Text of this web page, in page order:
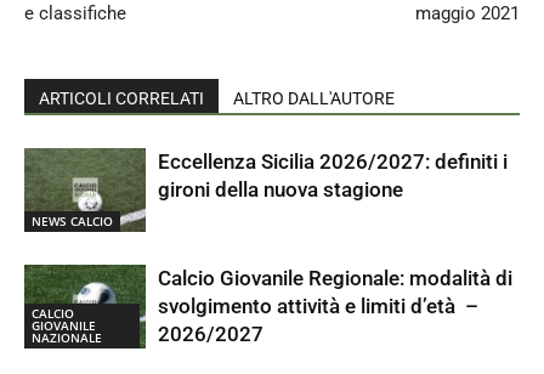
e classifiche
maggio 2021
ARTICOLI CORRELATI ALTRO DALL'AUTORE
NEWS CALCIO
Eccellenza Sicilia 2026/2027: definiti i
gironi della nuova stagione
CALCIO
GIOVANILE
NAZIONALE
Calcio Giovanile Regionale: modalità di
svolgimento attività e limiti d’età –
2026/2027